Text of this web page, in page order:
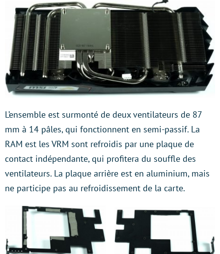
L’ensemble est surmonté de deux ventilateurs de 87
mm à 14 pâles, qui fonctionnent en semi-passif. La
RAM est les VRM sont refroidis par une plaque de
contact indépendante, qui profitera du souffle des
ventilateurs. La plaque arrière est en aluminium, mais
ne participe pas au refroidissement de la carte.